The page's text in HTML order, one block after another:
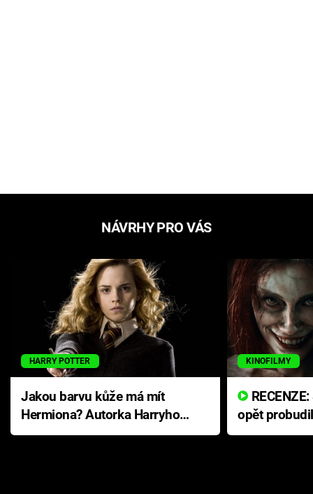
NÁVRHY PRO VÁS
HARRY POTTER
Jakou barvu kůže má mít
Hermiona? Autorka Harryho
Pottera přišla s ráznou
KINOFILMY
opět
přichází s